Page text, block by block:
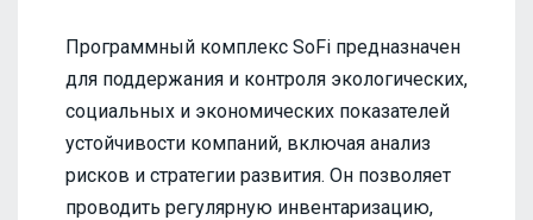
Программный комплекс SoFi предназначен
для поддержания и контроля экологических,
социальных и экономических показателей
устойчивости компаний, включая анализ
рисков и стратегии развития. Он позволяет
проводить регулярную инвентаризацию,